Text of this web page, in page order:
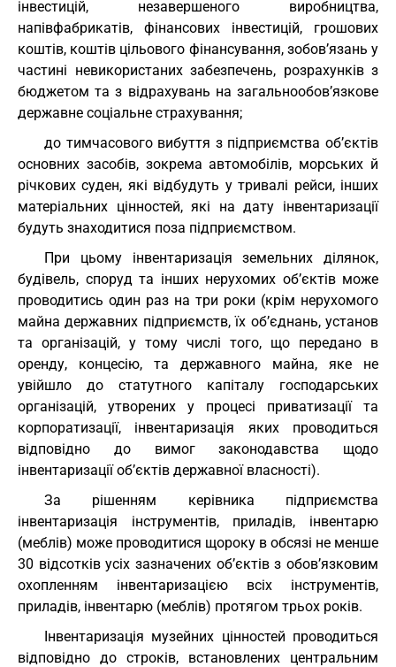
інвестицій, незавершеного виробництва,
напівфабрикатів, фінансових інвестицій, грошових
коштів, коштів цільового фінансування, зобов’язань у
частині невикористаних забезпечень, розрахунків з
бюджетом та з відрахувань на загальнообов’язкове
державне соціальне страхування;
до тимчасового вибуття з підприємства об’єктів
основних засобів, зокрема автомобілів, морських й
річкових суден, які відбудуть у тривалі рейси, інших
матеріальних цінностей, які на дату інвентаризації
будуть знаходитися поза підприємством.
При цьому інвентаризація земельних ділянок,
будівель, споруд та інших нерухомих об’єктів може
проводитись один раз на три роки (крім нерухомого
майна державних підприємств, їх об’єднань, установ
та організацій, у тому числі того, що передано в
оренду, концесію, та державного майна, яке не
увійшло до статутного капіталу господарських
організацій, утворених у процесі приватизації та
корпоратизації, інвентаризація яких проводиться
відповідно до вимог законодавства щодо
інвентаризації об’єктів державної власності).
За рішенням керівника підприємства
інвентаризація інструментів, приладів, інвентарю
(меблів) може проводитися щороку в обсязі не менше
30 відсотків усіх зазначених об’єктів з обов’язковим
охопленням інвентаризацією всіх інструментів,
приладів, інвентарю (меблів) протягом трьох років.
Інвентаризація музейних цінностей проводиться
відповідно до строків, встановлених центральним